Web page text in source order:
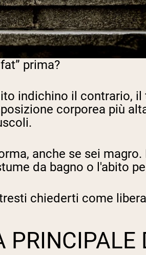
alimentati a erba
Shop All Protein
prima?
indichino il contrario,
corporea più
anche se sei
da bagno o l'abito
chiederti come